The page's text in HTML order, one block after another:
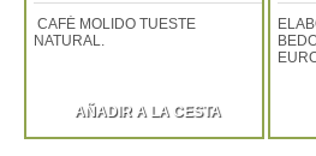
CAFÉ MOLIDO TUESTE
NATURAL.
AÑADIR A LA CESTA